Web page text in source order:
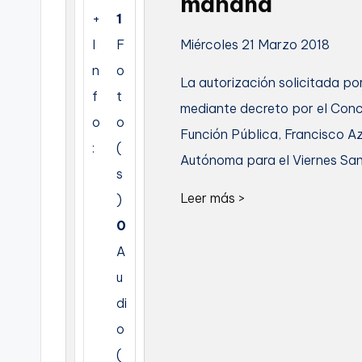
+
I
n
f
o
:
1
F
o
t
o
(
s
)
0
A
u
di
o
(
Miércoles 21 Marzo 2018
La autorización solicitada
mediante decreto por el
Función Pública, Francisco
Autónoma para el Viernes
Leer más >